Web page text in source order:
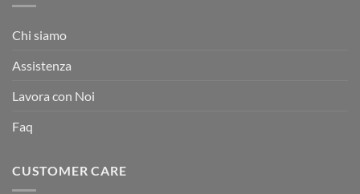
Chi siamo
Assistenza
Lavora con Noi
Faq
CUSTOMER CARE